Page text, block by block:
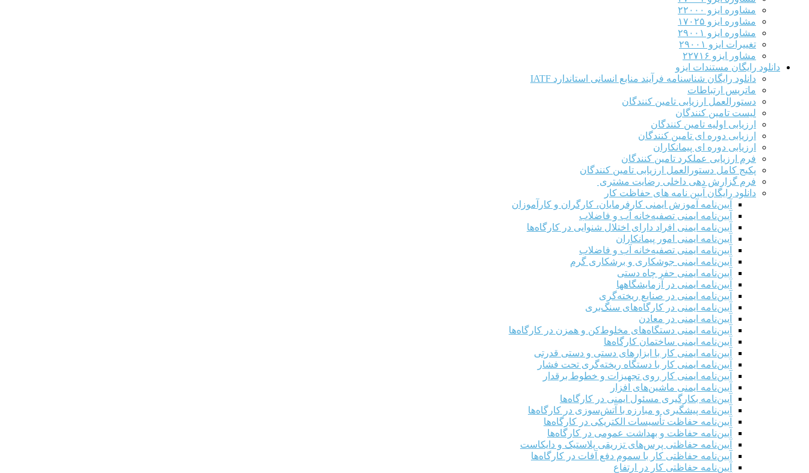
مشاوره ایزو ۲۲۰۰۰
مشاوره ایزو ۱۷۰۲۵
مشاوره ایزو ۲۹۰۰۱
تغییرات ایزو ۲۹۰۰۱
مشاور ایزو ۲۲۷۱۶
دانلود رایگان مستندات ایزو
دانلود رایگان شناسنامه فرآیند منابع انسانی استاندارد IATF
ماتریس ارتباطات
دستورالعمل ارزیابی تامین کنندگان
لیست تامین کنندگان
ارزیابی اولیه تامین کنندگان
ارزیابی دوره ای تامین کنندگان
ارزیابی دوره ای پیمانکاران
فرم ارزيابی عملکرد تامین کنندگان
پکیج کامل دستورالعمل ارزیابی تامین کنندگان
فرم گزارش دهی داخلی رضایت مشتری
دانلود رایگان آیین نامه های حفاظت کار
آیین‌نامه آموزش ایمنی کارفرمایان، کارگران و کارآموزان
آیین‌نامه ایمنی تصفیه‌خانه آب و فاضلاب
آیین‌نامه ایمنی افراد دارای اختلال شنوایی در کارگاه‌ها
آیین‌نامه ایمنی امور پیمانکاران
آیین‌نامه ایمنی تصفیه‌خانه آب و فاضلاب
آیین‌نامه ایمنی جوشکاری و برشکاری گرم
آیین‌نامه ایمنی حفر چاه دستی
آیین‌نامه ایمنی در آزمایشگاهها
آیین‌نامه ایمنی در صنایع ریخته‌گری
آیین‌نامه ایمنی در کارگاه‌های سنگ‌بری
آیین‌نامه ایمنی در معادن
آیین‌نامه ایمنی دستگاه‌های مخلوط‌کن و همزن در کارگاه‌ها
آیین‌نامه ایمنی ساختمان کارگاه‌ها
آیین‌نامه ایمنی کار با ابزارهای دستی و دستی قدرتی
آیین‌نامه ایمنی کار با دستگاه ریخته‌گری تحت فشار
آیین‌نامه ایمنی کار روی تجهیزات و خطوط برقدار
آیین‌نامه ایمنی ماشین‌های افزار
آیین‌نامه بکارگیری مسئول ایمنی در کارگاه‌ها
آیین‌نامه پیشگیری و مبارزه با آتش‌سوزی در کارگاه‌ها
آیین‌نامه حفاظت تأسیسات الکتریکی در کارگاه‌ها
آیین‌نامه حفاظت و بهداشت عمومی در کارگاه‌ها
آیین‌نامه حفاظتی پرس‌های تزریقی پلاستیک و دایکاست
آیین‌نامه حفاظتی کار با سموم دفع آفات در کارگاه‌ها
آیین‌نامه حفاظتی کار در ارتفاع